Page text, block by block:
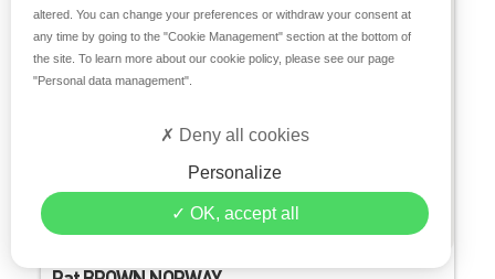
altered. You can change your preferences or withdraw your consent at
any time by going to the "Cookie Management" section at the bottom of
the site. To learn more about our cookie policy, please see our page
"Personal data management"
OK, accept all
Personalize
Deny all cookies